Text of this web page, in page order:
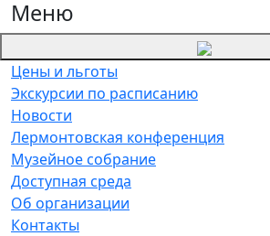
Меню
Цены и льготы
Экскурсии по расписанию
Новости
Лермонтовская конференция
Музейное собрание
Доступная среда
Об организации
Контакты